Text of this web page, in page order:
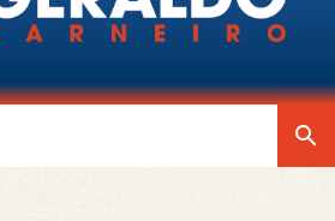
search